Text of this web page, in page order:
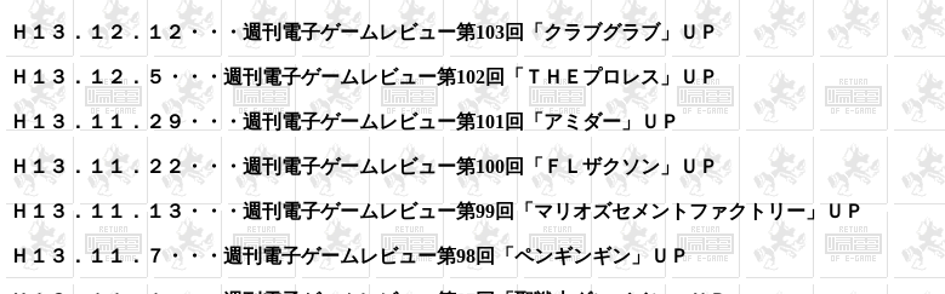
Ｈ１３．１２．１２・・・週刊電子ゲームレビュー第103回「クラブグラブ」ＵＰ
Ｈ１３．１２．５・・・ 週刊電子ゲームレビュー第102回「 ＴＨＥプロレス」ＵＰ
Ｈ１３．１１．２９・・・ 週刊電子ゲームレビュー第101回「 アミダー」ＵＰ
Ｈ１３．１１．２２・・・ 週刊電子ゲームレビュー第100回「 ＦＬザクソン」ＵＰ
Ｈ１３．１１．１３・・・週刊電子ゲームレビュー第99回「マリオズセメントファクトリー」ＵＰ
Ｈ１３．１１．７・・・ 週刊電子ゲームレビュー第98回「 ペンギンギン」ＵＰ